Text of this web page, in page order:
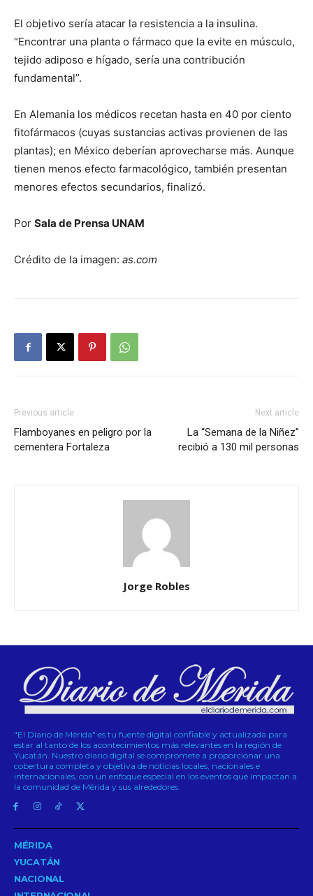
El objetivo sería atacar la resistencia a la insulina.
“Encontrar una planta o fármaco que la evite en músculo,
tejido adiposo e hígado, sería una contribución
fundamental”.
En Alemania los médicos recetan hasta en 40 por ciento
fitofármacos (cuyas sustancias activas provienen de las
plantas); en México deberían aprovecharse más. Aunque
tienen menos efecto farmacológico, también presentan
menores efectos secundarios, finalizó.
Por Sala de Prensa UNAM
Crédito de la imagen: as.com
Previous article
Flamboyanes en peligro por la
cementera Fortaleza
Next article
La “Semana de la Niñez”
recibió a 130 mil personas
Jorge Robles
"El Diario de Mérida" es tu fuente digital confiable y actualizada para
estar al tanto de los acontecimientos más relevantes en la región de
Yucatán. Nuestro diario digital se compromete a proporcionar una
cobertura completa y objetiva de noticias locales, nacionales e
internacionales, con un enfoque especial en los eventos que impactan a
la comunidad de Mérida y sus alrededores.
MÉRIDA
YUCATÁN
NACIONAL